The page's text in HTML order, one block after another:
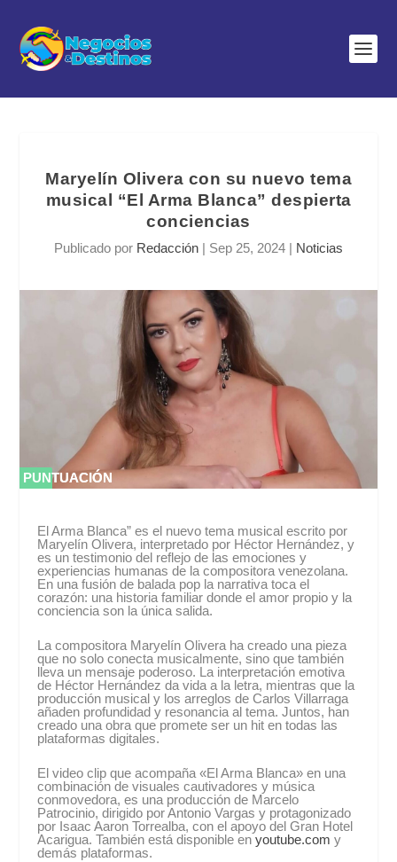
Maryelín Olivera con su nuevo tema
musical “El Arma Blanca” despierta
conciencias
Publicado por Redacción | Sep 25, 2024 | Noticias
PUNTUACIÓN
PUNTUACIÓN
El Arma Blanca” es el nuevo tema musical escrito por
Maryelín Olivera, interpretado por Héctor Hernández, y
es un testimonio del reflejo de las emociones y
experiencias humanas de la compositora venezolana.
En una fusión de balada pop la narrativa toca el
corazón: una historia familiar donde el amor propio y la
conciencia son la única salida.
La compositora Maryelín Olivera ha creado una pieza
que no solo conecta musicalmente, sino que también
lleva un mensaje poderoso. La interpretación emotiva
de Héctor Hernández da vida a la letra, mientras que la
producción musical y los arreglos de Carlos Villarraga
añaden profundidad y resonancia al tema. Juntos, han
creado una obra que promete ser un hit en todas las
plataformas digitales.
El video clip que acompaña «El Arma Blanca» en una
combinación de visuales cautivadores y música
conmovedora, es una producción de Marcelo
Patrocinio, dirigido por Antonio Vargas y protagonizado
por Isaac Aaron Torrealba, con el apoyo del Gran Hotel
Acarigua. También está disponible enyoutube.com y
demás plataformas.